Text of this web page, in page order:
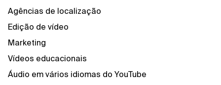
Agências de localização
Edição de vídeo
Marketing
Vídeos educacionais
Áudio em vários idiomas do YouTube